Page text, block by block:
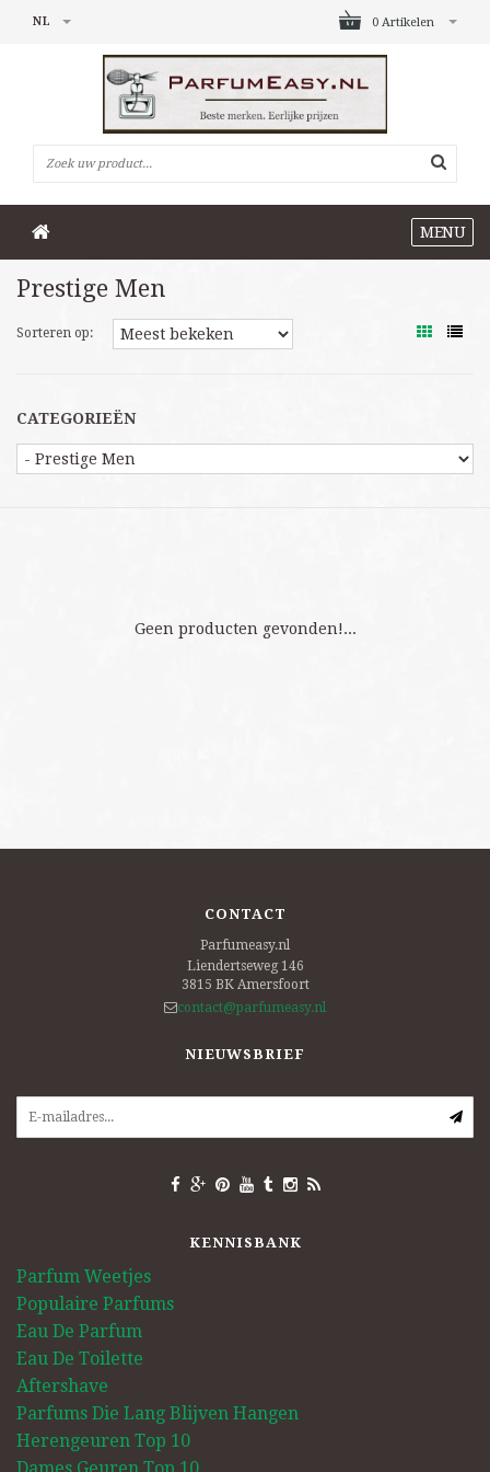
0 Artikelen
NL
MENU
Prestige Men
Sorteren op:
CATEGORIEËN
Geen producten gevonden!...
CONTACT
Parfumeasy.nl
Liendertseweg 146
3815 BK Amersfoort
contact@parfumeasy.nl
NIEUWSBRIEF
KENNISBANK
Parfum Weetjes
Populaire Parfums
Eau De Parfum
Eau De Toilette
Aftershave
Parfums Die Lang Blijven Hangen
Herengeuren Top 10